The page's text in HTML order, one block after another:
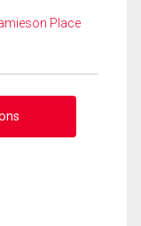
Place